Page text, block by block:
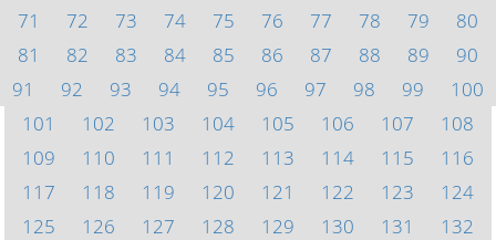
71
72 73 74 75 76 77 78 79
80
81
82 83 84 85 86 87 88 89
90
91
92 93 94 95 96 97 98 99
100
101
102 103 104 105 106 107
108
109
110 111 112 113 114 115
116
117
118 119 120 121 122 123
124
125
126 127 128 129 130 131
132